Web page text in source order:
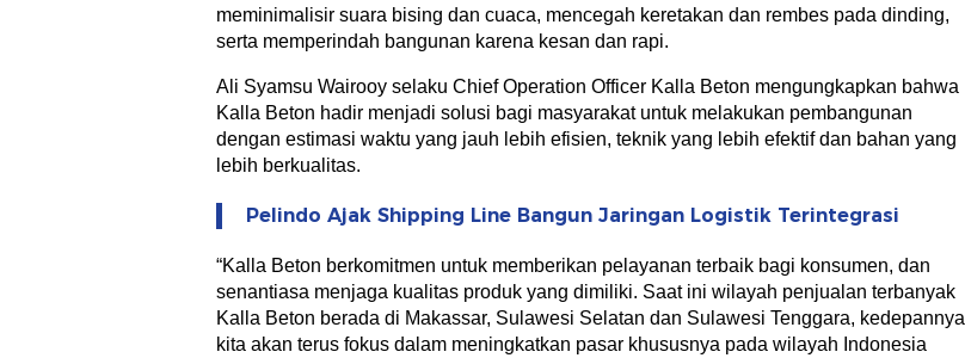
meminimalisir suara bising dan cuaca, mencegah keretakan dan rembes pada dinding,
serta memperindah bangunan karena kesan dan rapi.
Ali Syamsu Wairooy selaku Chief Operation Officer Kalla Beton mengungkapkan bahwa
Kalla Beton hadir menjadi solusi bagi masyarakat untuk melakukan pembangunan
dengan estimasi waktu yang jauh lebih efisien, teknik yang lebih efektif dan bahan yang
lebih berkualitas.
Pelindo Ajak Shipping Line Bangun Jaringan Logistik Terintegrasi
“Kalla Beton berkomitmen untuk memberikan pelayanan terbaik bagi konsumen, dan
senantiasa menjaga kualitas produk yang dimiliki. Saat ini wilayah penjualan terbanyak
Kalla Beton berada di Makassar, Sulawesi Selatan dan Sulawesi Tenggara, kedepannya
kita akan terus fokus dalam meningkatkan pasar khususnya pada wilayah Indonesia